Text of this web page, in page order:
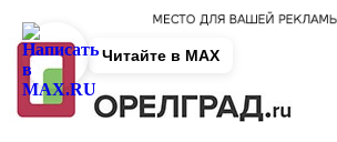
Читайте в MAX